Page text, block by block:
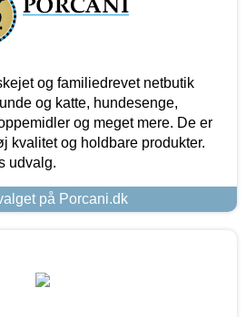
og familiedrevet netbutik
og katte, hundesenge,
og meget mere. De er
kvalitet og holdbare produkter.
udvalg.
på Porcani.dk